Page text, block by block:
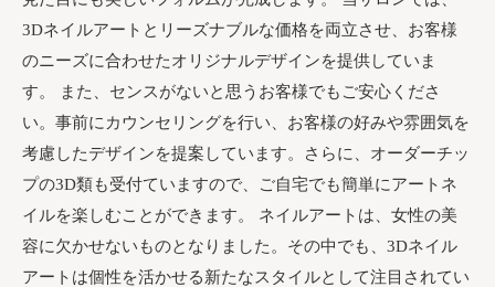
3Dネイルアートとリーズナブルな価格を両立させ、お客様
のニーズに合わせたオリジナルデザインを提供していま
す。 また、センスがないと思うお客様でもご安心くださ
い。事前にカウンセリングを行い、お客様の好みや雰囲気を
考慮したデザインを提案しています。さらに、オーダーチッ
プの3D類も受付ていますので、ご自宅でも簡単にアートネ
イルを楽しむことができます。 ネイルアートは、女性の美
容に欠かせないものとなりました。その中でも、3Dネイル
アートは個性を活かせる新たなスタイルとして注目されてい